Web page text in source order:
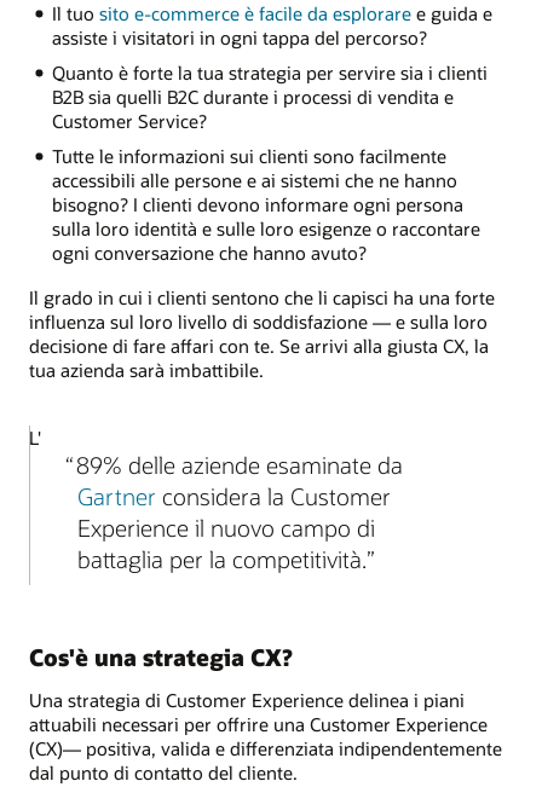
Il tuo sito e-commerce è facile da esploraree guida e
assiste i visitatori in ogni tappa del percorso?
Quanto è forte la tua strategia per servire sia i clienti
B2B sia quelli B2C durante i processi di vendita e
Customer Service?
Tutte le informazioni sui clienti sono facilmente
accessibili alle persone e ai sistemi che ne hanno
bisogno? I clienti devono informare ogni persona
sulla loro identità e sulle loro esigenze o raccontare
ogni conversazione che hanno avuto?
Il grado in cui i clienti sentono che li capisci ha una forte
influenza sul loro livello di soddisfazione ― e sulla loro
decisione di fare affari con te. Se arrivi alla giusta CX, la
tua azienda sarà imbattibile.
L'
89% delle aziende esaminate da
Gartner considera la Customer
Experience il nuovo campo di
battaglia per la competitività.
Cos'è una strategia CX?
Una strategia di Customer Experience delinea i piani
attuabili necessari per offrire una Customer Experience
(CX)— positiva, valida e differenziata indipendentemente
dal punto di contatto del cliente.